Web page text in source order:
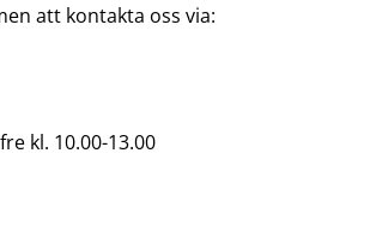
att kontakta oss via:
kl. 10.00-13.00